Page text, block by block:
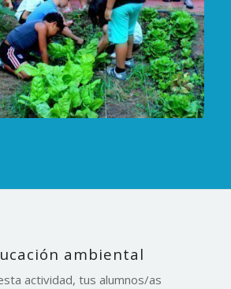
ambiental
actividad, tus alumnos/as